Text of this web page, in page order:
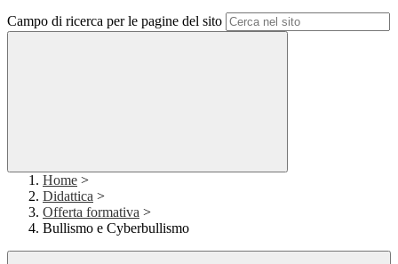
Campo di ricerca per le pagine del sito
Home >
Didattica >
Offerta formativa >
Bullismo e Cyberbullismo